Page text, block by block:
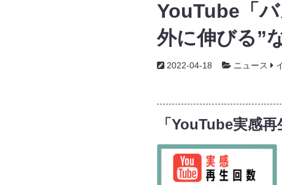
YouTube「
外に伸びる”
2022-04-18 ニュース
「YouTube実感